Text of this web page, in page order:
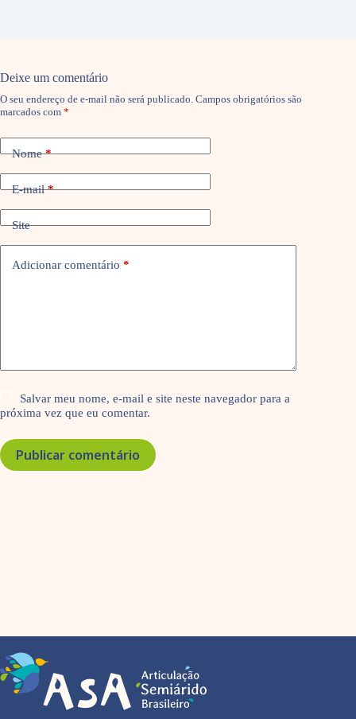
Deixe um comentário
O seu endereço de e-mail não será publicado. Campos obrigatórios são
marcados com *
Nome*
E-mail*
Site
Adicionar comentário *
Salvar meu nome, e-mail e site neste navegador para a
próxima vez que eu comentar.
Publicar comentário